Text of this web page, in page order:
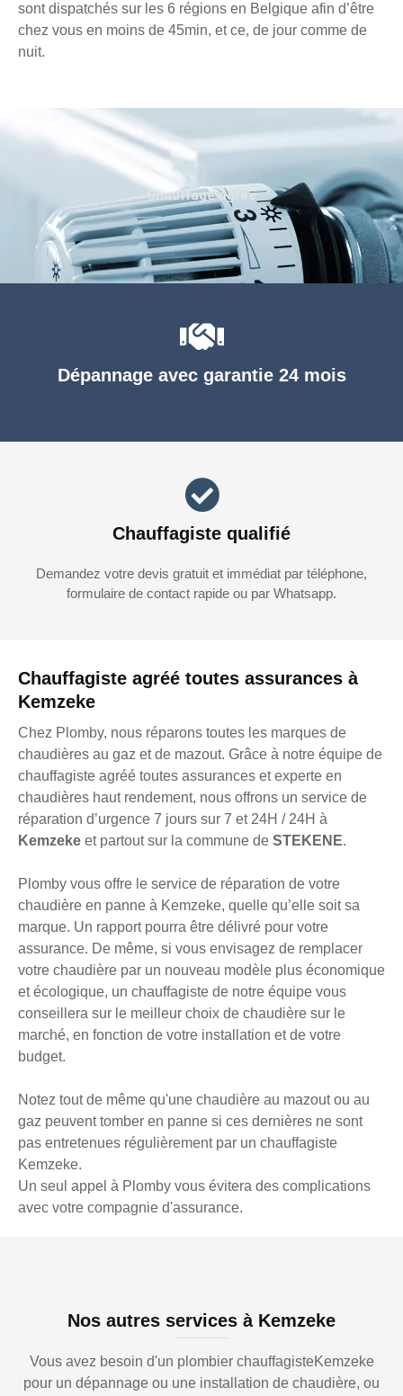
sont dispatchés sur les 6 régions en Belgique afin d’être
chez vous en moins de 45min, et ce, de jour comme de
nuit.
Chauffagiste agréé toutes assurances à
Kemzeke
Chez Plomby, nous réparons toutes les marques de
chaudières au gaz et de mazout. Grâce à notre équipe de
chauffagiste agréé toutes assurances et experte en
chaudières haut rendement, nous offrons un service de
réparation d’urgence 7 jours sur 7 et 24H / 24H à
Kemzeke et partout sur la commune de STEKENE.
Plomby vous offre le service de réparation de votre
chaudière en panne à Kemzeke, quelle qu’elle soit sa
marque. Un rapport pourra être délivré pour votre
assurance. De même, si vous envisagez de remplacer
votre chaudière par un nouveau modèle plus économique
et écologique, un chauffagiste de notre équipe vous
conseillera sur le meilleur choix de chaudière sur le
marché, en fonction de votre installation et de votre
budget.
Notez tout de même qu'une chaudière au mazout ou au
gaz peuvent tomber en panne si ces dernières ne sont
pas entretenues régulièrement par un chauffagiste
Kemzeke.
Un seul appel à Plomby vous évitera des complications
avec votre compagnie d'assurance.
Dépannage avec garantie 24 mois
Chauffagiste qualifié
Demandez votre devis gratuit et immédiat par téléphone,
formulaire de contact rapide ou par Whatsapp.
Chauffage agréé
Nos autres services à Kemzeke
Vous avez besoin d'un plombier chauffagisteKemzeke
pour un dépannage ou une installation de chaudière, ou